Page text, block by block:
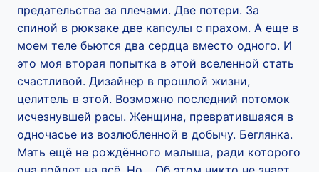
предательства за плечами. Две потери. За
спиной в рюкзаке две капсулы с прахом. А еще в
моем теле бьются два сердца вместо одного. И
это моя вторая попытка в этой вселенной стать
счастливой. Дизайнер в прошлой жизни,
целитель в этой. Возможно последний потомок
исчезнувшей расы. Женщина, превратившаяся в
одночасье из возлюбленной в добычу. Беглянка.
Мать ещё не рождённого малыша, ради которого